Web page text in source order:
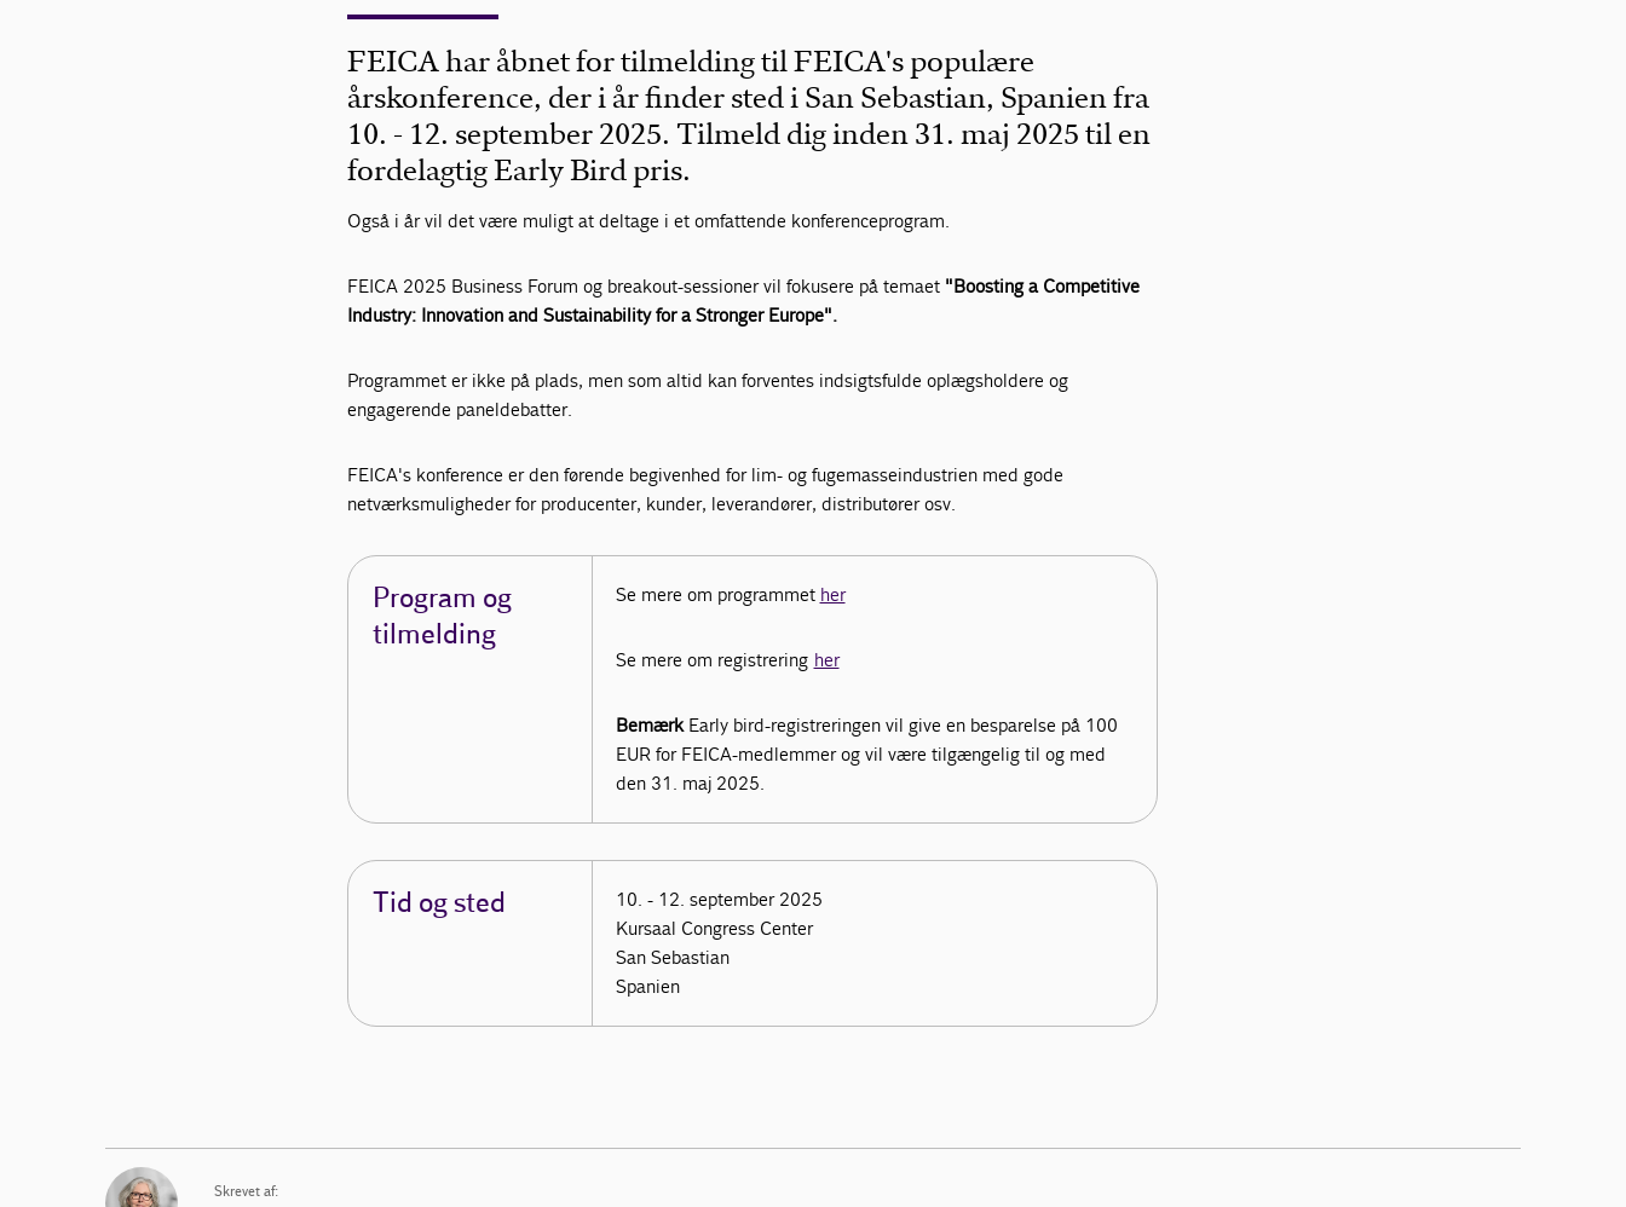
FEICA har åbnet for tilmelding til FEICA's populære
årskonference, der i år finder sted i San Sebastian, Spanien fra
10. - 12. september 2025. Tilmeld dig inden 31. maj 2025 til en
fordelagtig Early Bird pris.
Også i år vil det være muligt at deltage i et omfattende konferenceprogram.
FEICA 2025 Business Forum og breakout-sessioner vil fokusere på temaet "Boosting a Competitive
Industry: Innovation and Sustainability for a Stronger Europe".
Programmet er ikke på plads, men som altid kan forventes indsigtsfulde oplægsholdere og
engagerende paneldebatter.
FEICA's konference er den førende begivenhed for lim- og fugemasseindustrien med gode
netværksmuligheder for producenter, kunder, leverandører, distributører osv.
Program og
tilmelding
Se mere om programmet her
Se mere om registrering her
BemærkEarly bird-registreringen vil give en besparelse på 100
EUR for FEICA-medlemmer og vil være tilgængelig til og med
den 31. maj 2025.
Tid og sted
10. - 12. september 2025
Kursaal Congress Center
San Sebastian
Spanien
Skrevet af: